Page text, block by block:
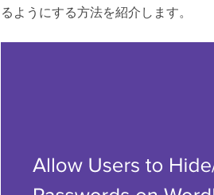
るようにする方法を紹介します。